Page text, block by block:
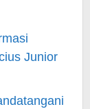
Junior